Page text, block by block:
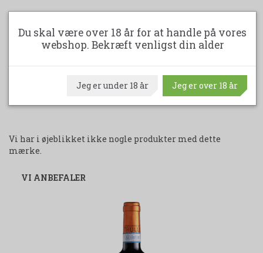
LÆG I KURV
Vi har i øjeblikket ikke nogle produkter med dette
mærke.
VI ANBEFALER
Du skal være over 18 år for at handle på vores
webshop. Bekræft venligst din alder
Jeg er under 18 år Jeg er over 18 år